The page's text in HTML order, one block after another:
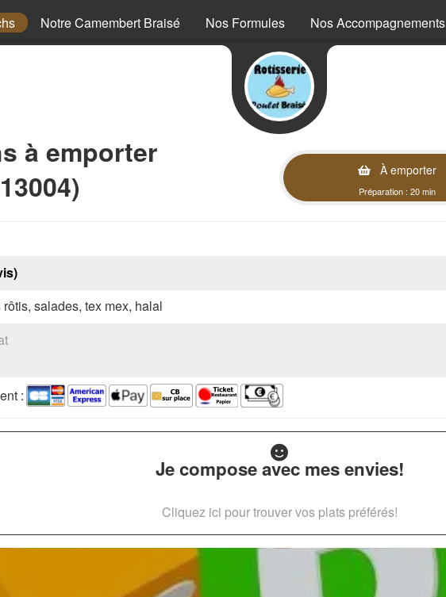
Notre Camembert Braisé Nos Formules Nos Accompagnements
à emporter
À emporter
Préparation : 20 min
salades, tex mex, halal
:
Je compose avec mes envies!
Cliquez ici pour trouver vos plats préférés!